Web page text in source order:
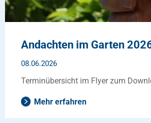
Andachten im Garten
08.06.2026
Terminübersicht im Flyer zum
Mehr erfahren